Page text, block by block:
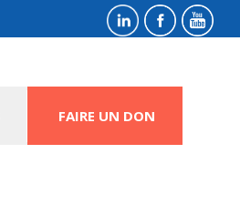
FAIRE UN DON